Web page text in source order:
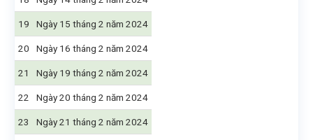
19 Ngày 15 tháng 2 năm 2024
20 Ngày 16 tháng 2 năm 2024
21 Ngày 19 tháng 2 năm 2024
22 Ngày 20 tháng 2 năm 2024
23 Ngày 21 tháng 2 năm 2024